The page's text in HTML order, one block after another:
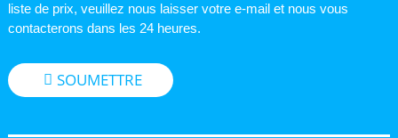
liste de prix, veuillez nous laisser votre e-mail et nous vous
contacterons dans les 24 heures.
SOUMETTRE